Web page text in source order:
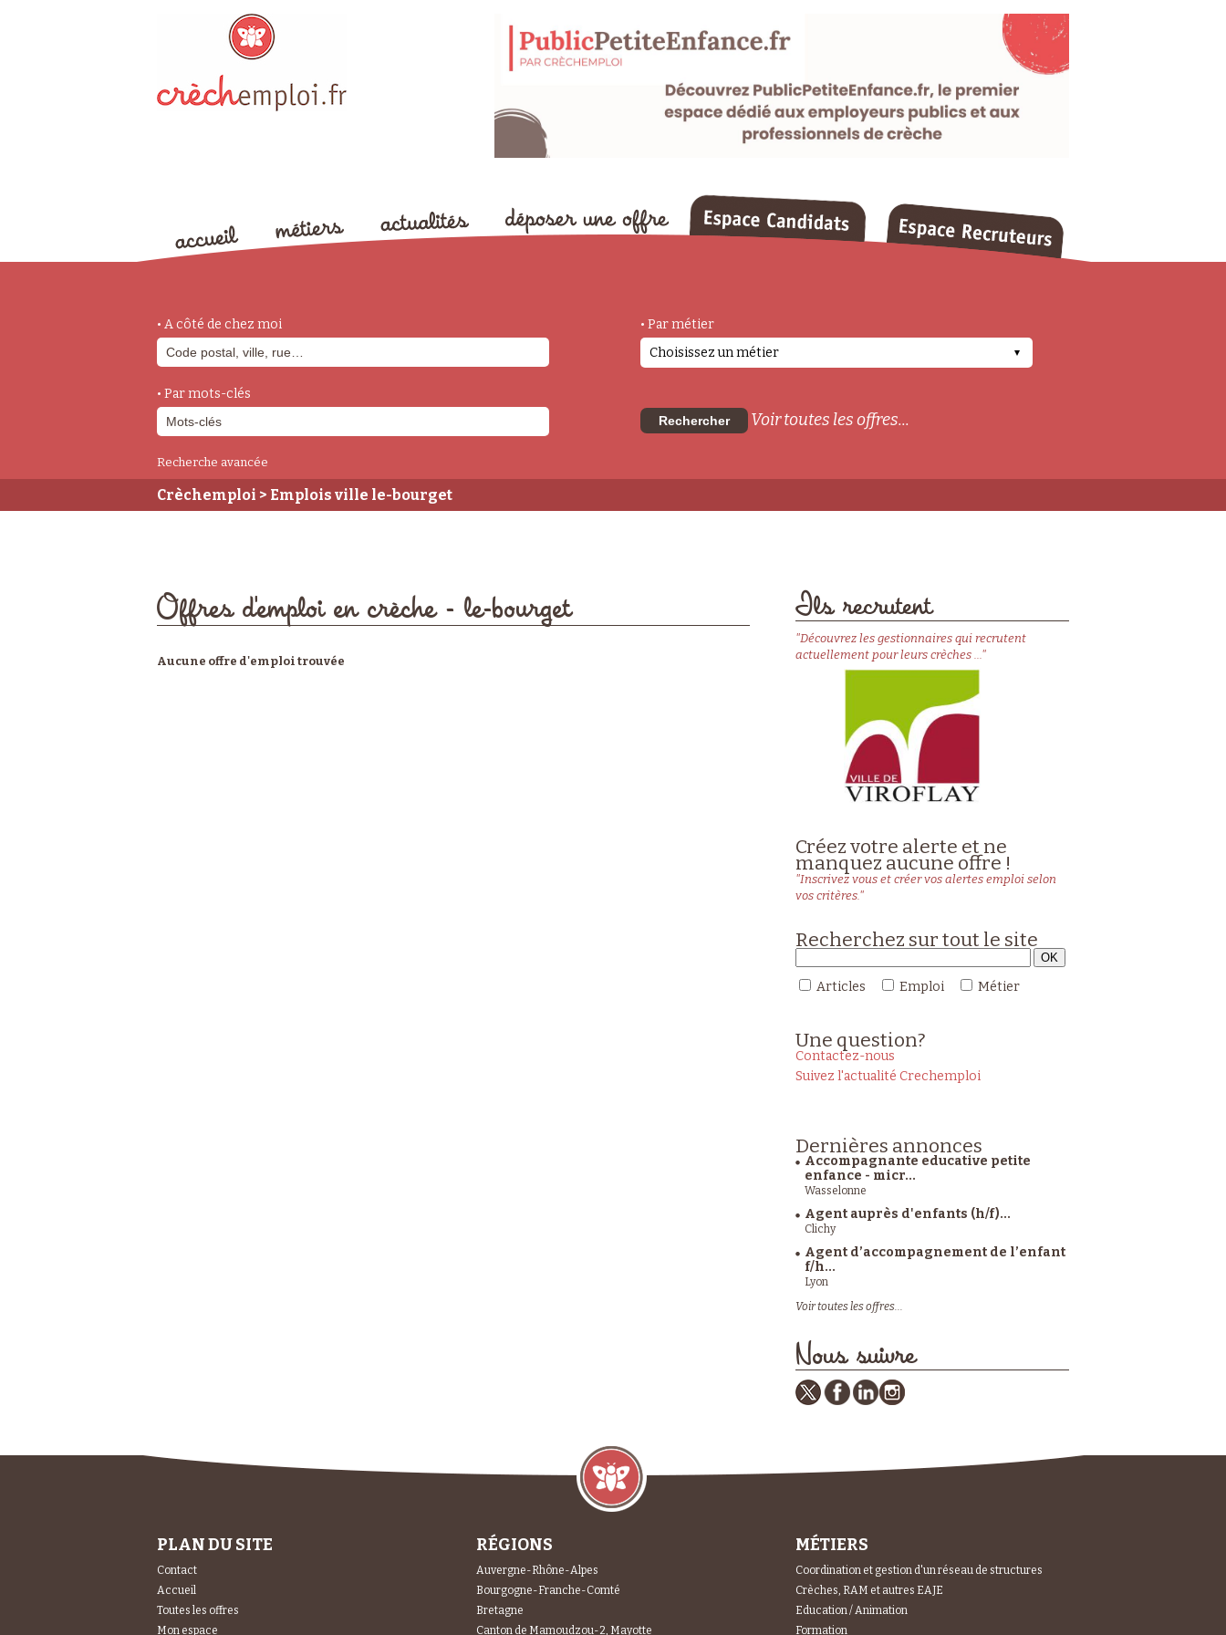
• A côté de chez moi
• Par métier
Choisissez un métier
• Par mots-clés
Rechercher Voir toutes les offres...
Recherche avancée
Crèchemploi > Emplois ville le-bourget
Offres d'emploi en crèche - le-bourget
Aucune offre d'emploi trouvée
Ils recrutent
"Découvrez les gestionnaires qui recrutent
actuellement pour leurs crèches ..."
Créez votre alerte et ne
manquez aucune offre !
"Inscrivez vous et créer vos alertes emploi selon
vos critères."
Recherchez sur tout le site
Articles Emploi Métier
Une question?
Contactez-nous
Suivez l'actualité Crechemploi
Dernières annonces
Accompagnante educative petite
enfance - micr...
Wasselonne
Agent auprès d'enfants (h/f)...
Clichy
Agent d’accompagnement de l’enfant
f/h...
Lyon
Voir toutes les offres...
Nous suivre
PLAN DU SITE
Contact
Accueil
Toutes les offres
Mon espace
RÉGIONS
Auvergne-Rhône-Alpes
Bourgogne-Franche-Comté
Bretagne
Canton de Mamoudzou-2, Mayotte
MÉTIERS
Coordination et gestion d'un réseau de structures
Crèches, RAM et autres EAJE
Education / Animation
Formation